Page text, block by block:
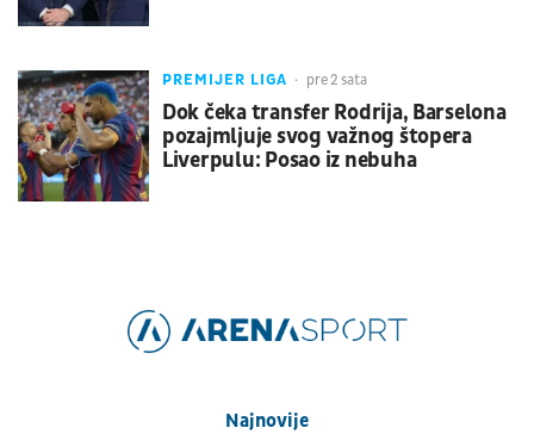
PREMIJER LIGA pre 2 sata
Dok čeka transfer Rodrija, Barselona
pozajmljuje svog važnog štopera
Liverpulu: Posao iz nebuha
Najnovije